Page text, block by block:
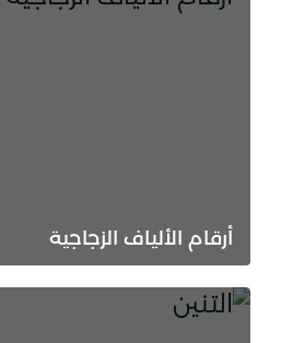
أرقام الألياف الزجاجية